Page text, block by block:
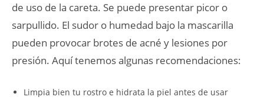
de uso de la careta. Se puede presentar picor o
sarpullido. El sudor o humedad bajo la mascarilla
pueden provocar brotes de acné y lesiones por
presión. Aquí tenemos algunas recomendaciones:
Limpia bien tu rostro e hidrata la piel antes de usar